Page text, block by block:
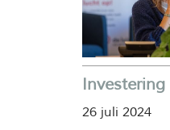
26 juli 2024